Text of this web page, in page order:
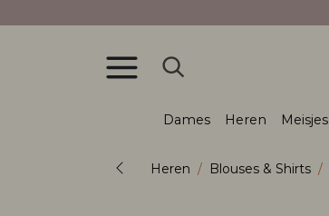
Dames Heren Meisjes
Heren Blouses & Shirts